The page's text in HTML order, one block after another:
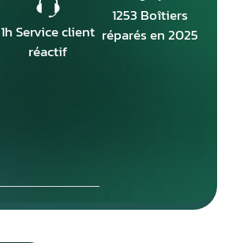
1h Service client
réactif
1253 Boîtiers
réparés en 2025